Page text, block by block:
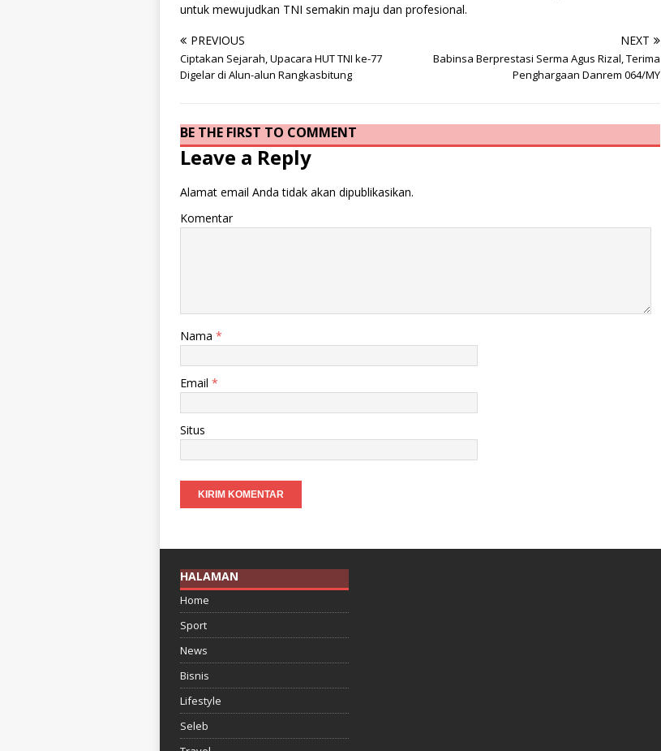
untuk mewujudkan TNI semakin maju dan profesional.
PREVIOUS
Ciptakan Sejarah, Upacara HUT TNI ke-77
Digelar di Alun-alun Rangkasbitung
NEXT
Babinsa Berprestasi Serma Agus Rizal, Terima
Penghargaan Danrem 064/MY
BE THE FIRST TO COMMENT
Leave a Reply
Alamat email Anda tidak akan dipublikasikan.
Komentar
Nama *
Email *
Situs
HALAMAN
Home
Sport
News
Bisnis
Lifestyle
Seleb